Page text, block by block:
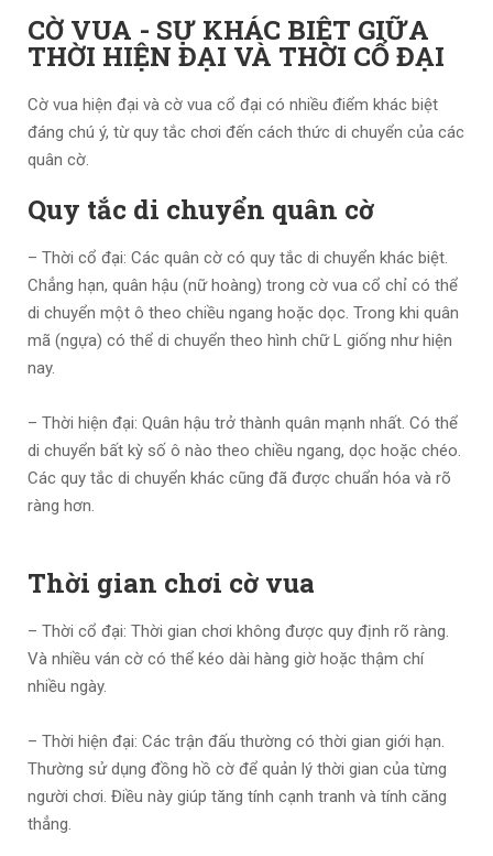
CỜ VUA - SỰ KHÁC BIỆT GIỮA
THỜI HIỆN ĐẠI VÀ THỜI CỔ ĐẠI
Cờ vua hiện đại và cờ vua cổ đại có nhiều điểm khác biệt
đáng chú ý, từ quy tắc chơi đến cách thức di chuyển của các
quân cờ.
Quy tắc di chuyển quân cờ
– Thời cổ đại: Các quân cờ có quy tắc di chuyển khác biệt.
Chẳng hạn, quân hậu (nữ hoàng) trong cờ vua cổ chỉ có thể
di chuyển một ô theo chiều ngang hoặc dọc. Trong khi quân
mã (ngựa) có thể di chuyển theo hình chữ L giống như hiện
nay.
– Thời hiện đại: Quân hậu trở thành quân mạnh nhất. Có thể
di chuyển bất kỳ số ô nào theo chiều ngang, dọc hoặc chéo.
Các quy tắc di chuyển khác cũng đã được chuẩn hóa và rõ
ràng hơn.
Thời gian chơi cờ vua
– Thời cổ đại: Thời gian chơi không được quy định rõ ràng.
Và nhiều ván cờ có thể kéo dài hàng giờ hoặc thậm chí
nhiều ngày.
– Thời hiện đại: Các trận đấu thường có thời gian giới hạn.
Thường sử dụng đồng hồ cờ để quản lý thời gian của từng
người chơi. Điều này giúp tăng tính cạnh tranh và tính căng
thẳng.